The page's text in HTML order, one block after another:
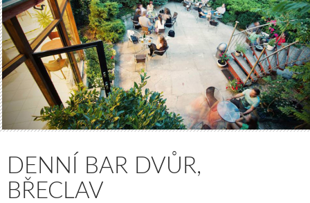
DENNÍ BAR DVŮR,
BŘECLAV